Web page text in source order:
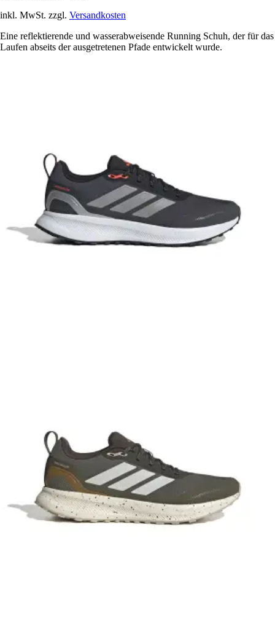
inkl. MwSt. zzgl. Versandkosten
Eine reflektierende und wasserabweisende Running Schuh, der für das
Laufen abseits der ausgetretenen Pfade entwickelt wurde.